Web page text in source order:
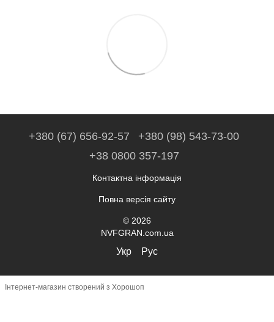
+380 (67) 656-92-57
+380 (98) 543-73-00
+38 0800 357-197
Контактна інформація
Повна версія сайту
© 2026
NVFGRAN.com.ua
Укр Рус
Інтернет-магазин створений з Хорошоп